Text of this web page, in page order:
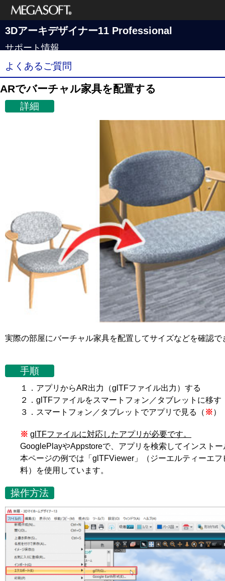
メガソフト株式
会社
3Dアーキデザイナー11 Professional
サポート情報
よくあるご質問
ARでバーチャル家具を配置する
詳細
実際の部屋にバーチャル家具を配置してサイズなどを確認で
手順
１．アプリからAR出力（glTFファイル出力）する
２．glTFファイルをスマートフォン／タブレットに移す
３．スマートフォン／タブレットでアプリで見る（ ※）
※ glTFファイルに対応したアプリが必要です。
GooglePlayやAppstoreで、アプリを検索してインスト
本ページの例では「glTFViewer」（ジーエルティーエ
料）を使用しています。
操作方法